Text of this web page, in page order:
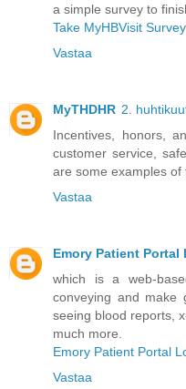
a simple survey to
Take MyHBVisit Survey
Vastaa
MyTHDHR 2.
Incentives, honors,
customer service,
are some examples of
Vastaa
Emory Patient Portal
which is a web-
conveying and make
seeing blood reports,
much more.
Emory Patient Portal
Vastaa